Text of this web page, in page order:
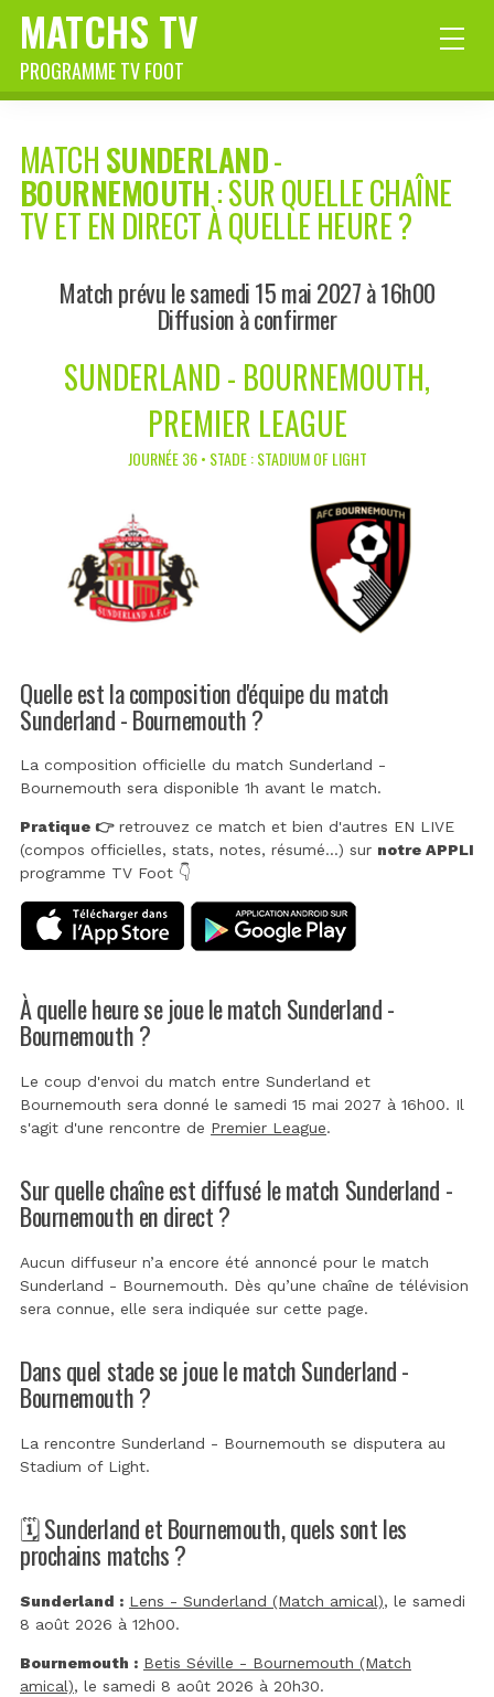
MATCHS TV
PROGRAMME TV FOOT
MATCHSUNDERLAND-
BOURNEMOUTH : SUR QUELLE CHAÎNE
TV ET EN DIRECT À QUELLE HEURE ?
Match prévu le samedi 15 mai 2027 à 16h00
Diffusion à confirmer
SUNDERLAND - BOURNEMOUTH,
PREMIER LEAGUE
JOURNÉE 36 • STADE : STADIUM OF LIGHT
Quelle est la composition d'équipe du match
Sunderland - Bournemouth ?
La composition officielle du match Sunderland -
Bournemouth sera disponible 1h avant le match.
Pratique 👉retrouvez ce match et bien d'autres EN LIVE
(compos officielles, stats, notes, résumé...) sur notre APPLI
programme TV Foot 👇
À quelle heure se joue le match Sunderland -
Bournemouth ?
Le coup d'envoi du match entre Sunderland et
Bournemouth sera donné le samedi 15 mai 2027 à 16h00. Il
s'agit d'une rencontre de Premier League.
Sur quelle chaîne est diffusé le match Sunderland -
Bournemouth en direct ?
Aucun diffuseur n’a encore été annoncé pour le match
Sunderland - Bournemouth. Dès qu’une chaîne de télévision
sera connue, elle sera indiquée sur cette page.
Dans quel stade se joue le match Sunderland -
Bournemouth ?
La rencontre Sunderland - Bournemouth se disputera au
Stadium of Light.
🗓️ Sunderland et Bournemouth, quels sont les
prochains matchs ?
Sunderland : Lens - Sunderland (Match amical), le samedi
8 août 2026 à 12h00.
Bournemouth : Betis Séville - Bournemouth (Match
amical), le samedi 8 août 2026 à 20h30.